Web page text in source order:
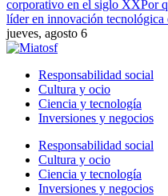
corporativo en el siglo XXPor
líder en innovación tecnológica
jueves, agosto 6
Responsabilidad social
Cultura y ocio
Ciencia y tecnología
Inversiones y negocios
Responsabilidad social
Cultura y ocio
Ciencia y tecnología
Inversiones y negocios